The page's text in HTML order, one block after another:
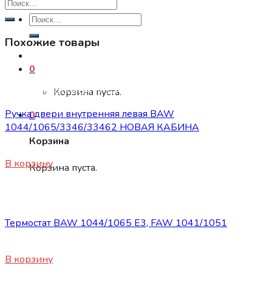
Искать:
0
Корзина пуста.
0
Корзина
Корзина пуста.
Похожие товары
Запасные части BAW 1044/1065
Ручка двери внутренняя левая BAW
1044/1065/3346/33462 НОВАЯ КАБИНА
В корзину
Термостат BAW 1044/1065 Е3, FAW 1041/1051
В корзину